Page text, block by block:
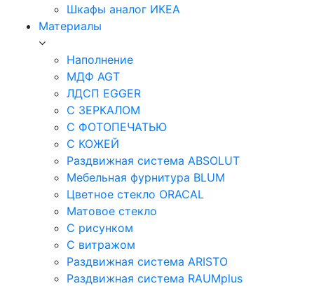
Шкафы аналог ИКЕА
Материалы
Наполнение
МДФ AGT
ЛДСП EGGER
С ЗЕРКАЛОМ
С ФОТОПЕЧАТЬЮ
С КОЖЕЙ
Раздвижная система ABSOLUT
Мебельная фурнитура BLUM
Цветное стекло ORACAL
Матовое стекло
C рисунком
C витражом
Раздвижная система ARISTO
Раздвижная система RAUMplus